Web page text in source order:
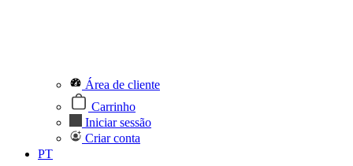
Área de cliente
Carrinho
Iniciar sessão
Criar conta
PT